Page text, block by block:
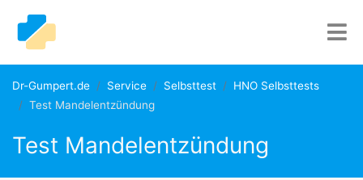
Dr-Gumpert.de Service Selbsttest
HNO Selbsttests
Test Mandelentzündung
Test Mandelentzündung